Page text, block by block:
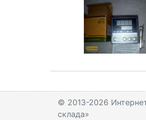
© 2013-2026
склада»